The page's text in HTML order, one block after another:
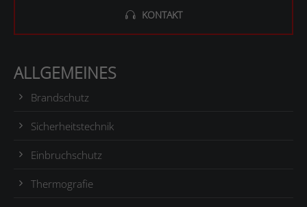
KONTAKT
ALLGEMEINES
Brandschutz
Sicherheitstechnik
Einbruchschutz
Thermografie